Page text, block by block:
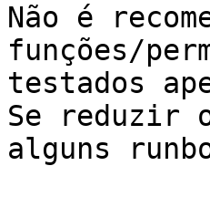
Não é
funções/
testados
Se reduzir
alguns